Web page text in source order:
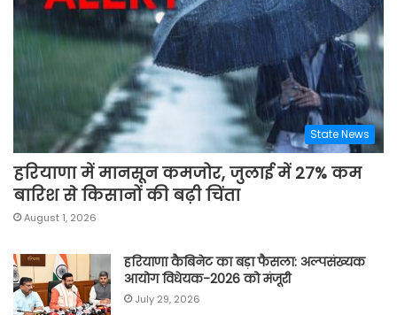
State News
हरियाणा में मानसून कमजोर, जुलाई में 27% कम
बारिश से किसानों की बढ़ी चिंता
August 1, 2026
हरियाणा कैबिनेट का बड़ा फैसला: अल्पसंख्यक
आयोग विधेयक-2026 को मंजूरी
July 29, 2026